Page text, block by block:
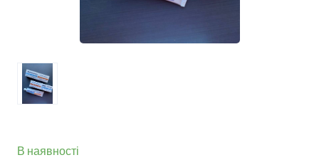
В наявності